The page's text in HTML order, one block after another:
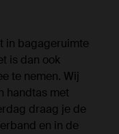
in bagageruimte
is dan ook
te nemen. Wij
handtas met
draag je de
en in de